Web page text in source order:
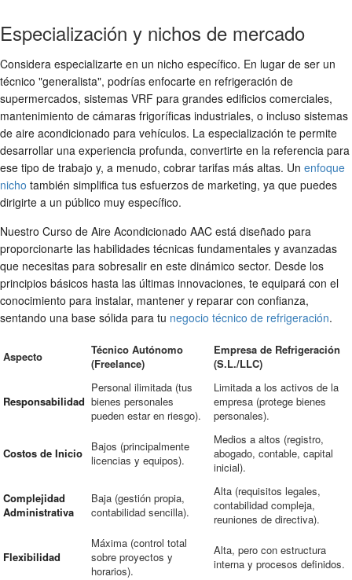
Especialización y nichos de mercado
Considera especializarte en un nicho específico. En lugar de ser un
técnico "generalista", podrías enfocarte en refrigeración de
supermercados, sistemas VRF para grandes edificios comerciales,
mantenimiento de cámaras frigoríficas industriales, o incluso sistemas
de aire acondicionado para vehículos. La especialización te permite
desarrollar una experiencia profunda, convertirte en la referencia para
ese tipo de trabajo y, a menudo, cobrar tarifas más altas. Un enfoque
nicho también simplifica tus esfuerzos de marketing, ya que puedes
dirigirte a un público muy específico.
Nuestro Curso de Aire Acondicionado AAC está diseñado para
proporcionarte las habilidades técnicas fundamentales y avanzadas
que necesitas para sobresalir en este dinámico sector. Desde los
principios básicos hasta las últimas innovaciones, te equipará con el
conocimiento para instalar, mantener y reparar con confianza,
sentando una base sólida para tu negocio técnico de refrigeración.
Aspecto
Técnico Autónomo
(Freelance)
Empresa de Refrigeración
(S.L./LLC)
Responsabilidad
Personal ilimitada (tus
bienes personales
pueden estar en riesgo).
Limitada a los activos de la
empresa (protege bienes
personales).
Costos de Inicio
Bajos (principalmente
licencias y equipos).
Medios a altos (registro,
abogado, contable, capital
inicial).
Complejidad
Administrativa
Baja (gestión propia,
contabilidad sencilla).
Alta (requisitos legales,
contabilidad compleja,
reuniones de directiva).
Flexibilidad
Máxima (control total
sobre proyectos y
horarios).
Alta, pero con estructura
interna y procesos definidos.